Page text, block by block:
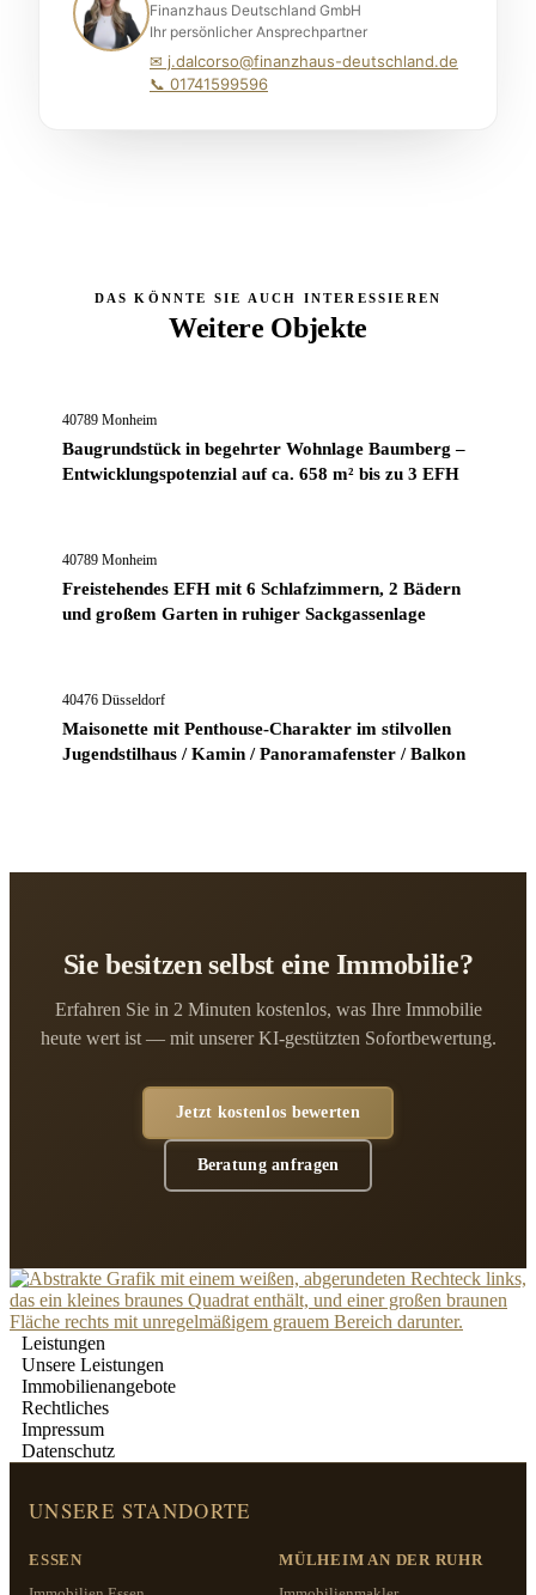
Finanzhaus Deutschland GmbH
Ihr persönlicher Ansprechpartner
✉ j.dalcorso@finanzhaus-deutschland.de
📞 01741599596
DAS KÖNNTE SIE AUCH INTERESSIEREN
Weitere Objekte
40789 Monheim
Baugrundstück in begehrter Wohnlage Baumberg –
Entwicklungspotenzial auf ca. 658 m² bis zu 3 EFH
40789 Monheim
Freistehendes EFH mit 6 Schlafzimmern, 2 Bädern
und großem Garten in ruhiger Sackgassenlage
40476 Düsseldorf
Maisonette mit Penthouse-Charakter im stilvollen
Jugendstilhaus / Kamin / Panoramafenster / Balkon
Sie besitzen selbst eine Immobilie?
Erfahren Sie in 2 Minuten kostenlos, was Ihre Immobilie
heute wert ist — mit unserer KI-gestützten Sofortbewertung.
Jetzt kostenlos bewerten
Beratung anfragen
Leistungen
Unsere Leistungen
Immobilienangebote
Rechtliches
Impressum
Datenschutz
UNSERE STANDORTE
ESSEN
MÜLHEIM AN DER RUHR